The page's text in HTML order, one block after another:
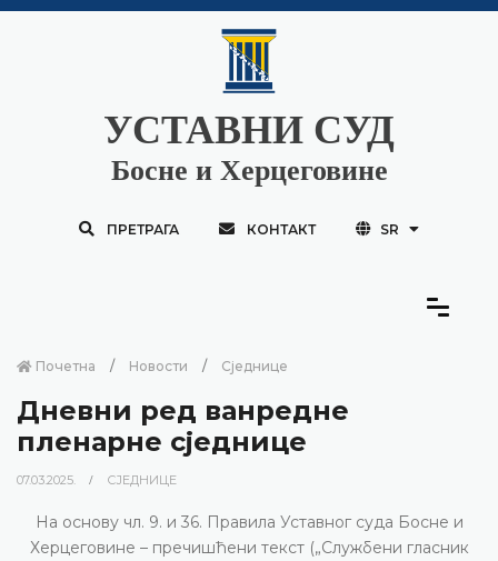
УСТАВНИ СУД
Босне и Херцеговине
ПРЕТРАГА КОНТАКТ SR
Почетна Новости Сједнице
Дневни ред ванредне
пленарне сједнице
07.03.2025. СЈЕДНИЦЕ
На основу чл. 9. и 36. Правила Уставног суда Босне и
Херцеговине – пречишћени текст („Службени гласник